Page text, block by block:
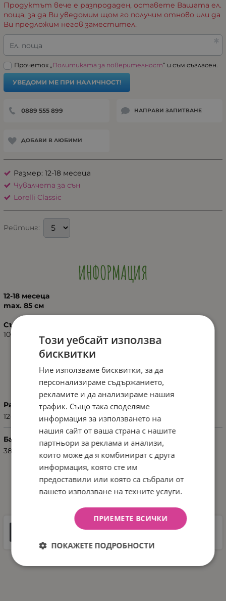
Продуктът вече е разпродаден, оставете Вашата ел.
поща, за да Ви уведомим щом го получим отново или да
Ви предложим негов заместител.
Ел. поща
Прочетох „Политиката за поверителност“ и съм съгласен.
УВЕДОМИ МЕ ПРИ НАЛИЧНОСТ!
0889 555 899 НАПРАВИ ЗАПИТВАНЕ
ДОБАВИ В ЛЮБИМИ
Размер: 12-18 месеца
Чувалчета за сън
Lorelli Classic
Рейтинг:
ИНФОРМАЦИЯ
12-18 месеца
max. 85 см
Състав:
100% памук Ранфорс
ХАРАКТЕРИСТИКИ
Размер
12-18 месеца
Баркод (ISBN, UPC, др.)
3800151953432
ДОКУМЕНТИ ЗА СВАЛЯНЕ
Инструкции
Този уебсайт използва
бисквитки
Ние използваме бисквитки, за да
персонализираме съдържанието,
рекламите и да анализираме нашия
трафик. Също така споделяме
информация за използването на
нашия сайт от ваша страна с нашите
партньори за реклама и анализи,
които може да я комбинират с друга
информация, която сте им
предоставили или която са събрали от
вашето използване на техните услуги.
ПРИЕМЕТЕ ВСИЧКИ
ПОКАЖЕТЕ ПОДРОБНОСТИ